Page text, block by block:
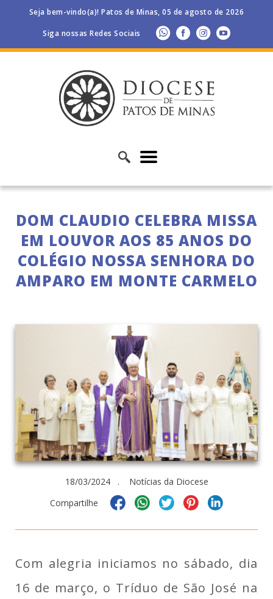
Seja bem-vindo(a)! Patos de Minas, 05 de agosto de 2026
Siga nossas Redes Sociais
DOM CLAUDIO CELEBRA MISSA
EM LOUVOR AOS 85 ANOS DO
COLÉGIO NOSSA SENHORA DO
AMPARO EM MONTE CARMELO
18/03/2024 . Notícias da Diocese
Compartilhe
Com alegria iniciamos no sábado, dia
16 de março, o Tríduo de São José na